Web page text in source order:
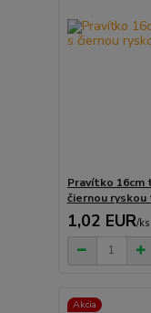
Pravítko 16cm
čiernou
1,02 EUR/ks
Akcia